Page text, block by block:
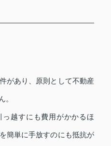
があり、原則として不動産
。
っ越すにも費用がかかるほ
簡単に手放すのにも抵抗が